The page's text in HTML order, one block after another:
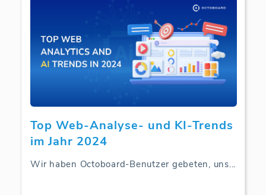
Top Web-Analyse- und KI-Trends
im Jahr 2024
Wir haben Octoboard-Benutzer gebeten, uns...